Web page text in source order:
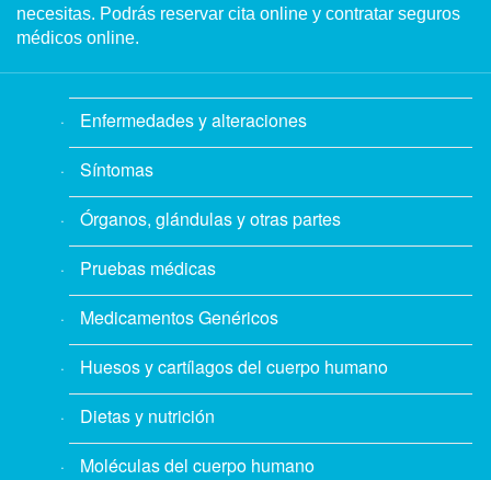
necesitas. Podrás reservar cita online y contratar seguros
médicos online.
Enfermedades y alteraciones
Síntomas
Órganos, glándulas y otras partes
Pruebas médicas
Medicamentos Genéricos
Huesos y cartílagos del cuerpo humano
Dietas y nutrición
Moléculas del cuerpo humano